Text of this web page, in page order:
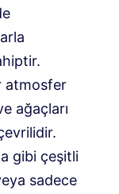
atmosfer
ağaçları
gibi çeşitli
sadece